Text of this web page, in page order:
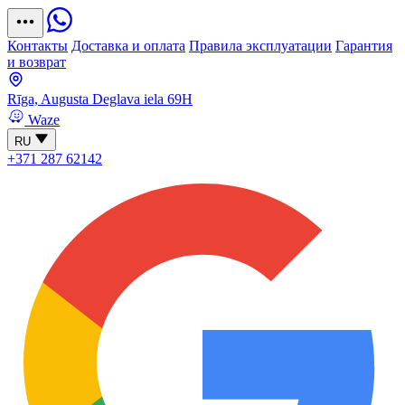
Контакты Доставка и оплата Правила эксплуатации Гарантия
и возврат
Rīga, Augusta Deglava iela 69H
Waze
RU
+371 287 62142